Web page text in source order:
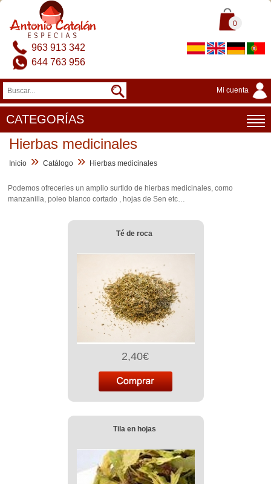
0
963 913 342
644 763 956
Mi cuenta
CATEGORÍAS
Hierbas medicinales
Inicio » Catálogo » Hierbas medicinales
Podemos ofrecerles un amplio surtido de hierbas medicinales, como
manzanilla, poleo blanco cortado , hojas de Sen etc…
Té de roca
2,40€
Tila en hojas